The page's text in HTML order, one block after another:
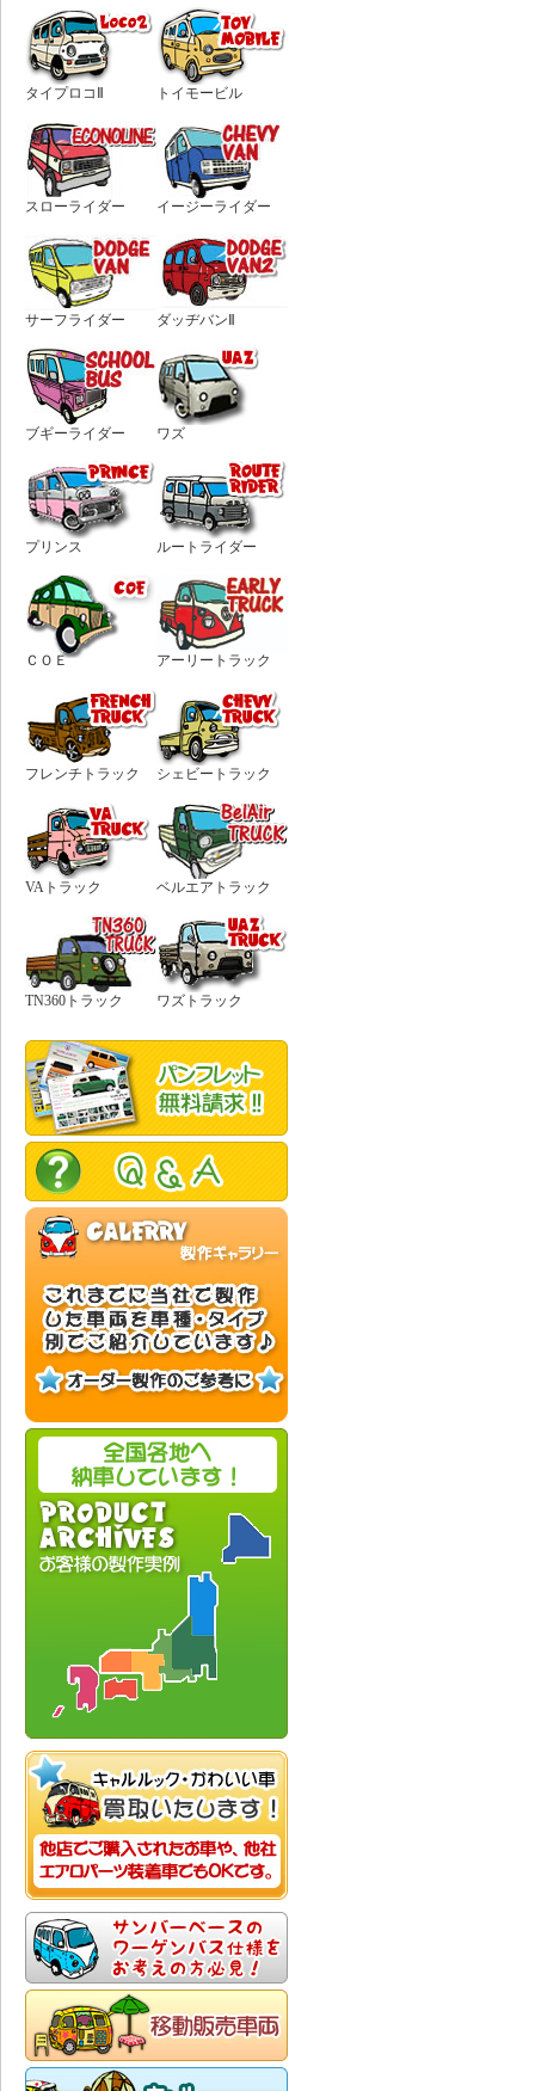
タイプロコⅡ トイモービル
スローライダー イージーライダー
サーフライダー ダッヂバンⅡ
ブギーライダー ワズ
プリンス ルートライダー
ＣＯＥ アーリートラック
フレンチトラック シェビートラック
VAトラック ベルエアトラック
TN360トラック ワズトラック